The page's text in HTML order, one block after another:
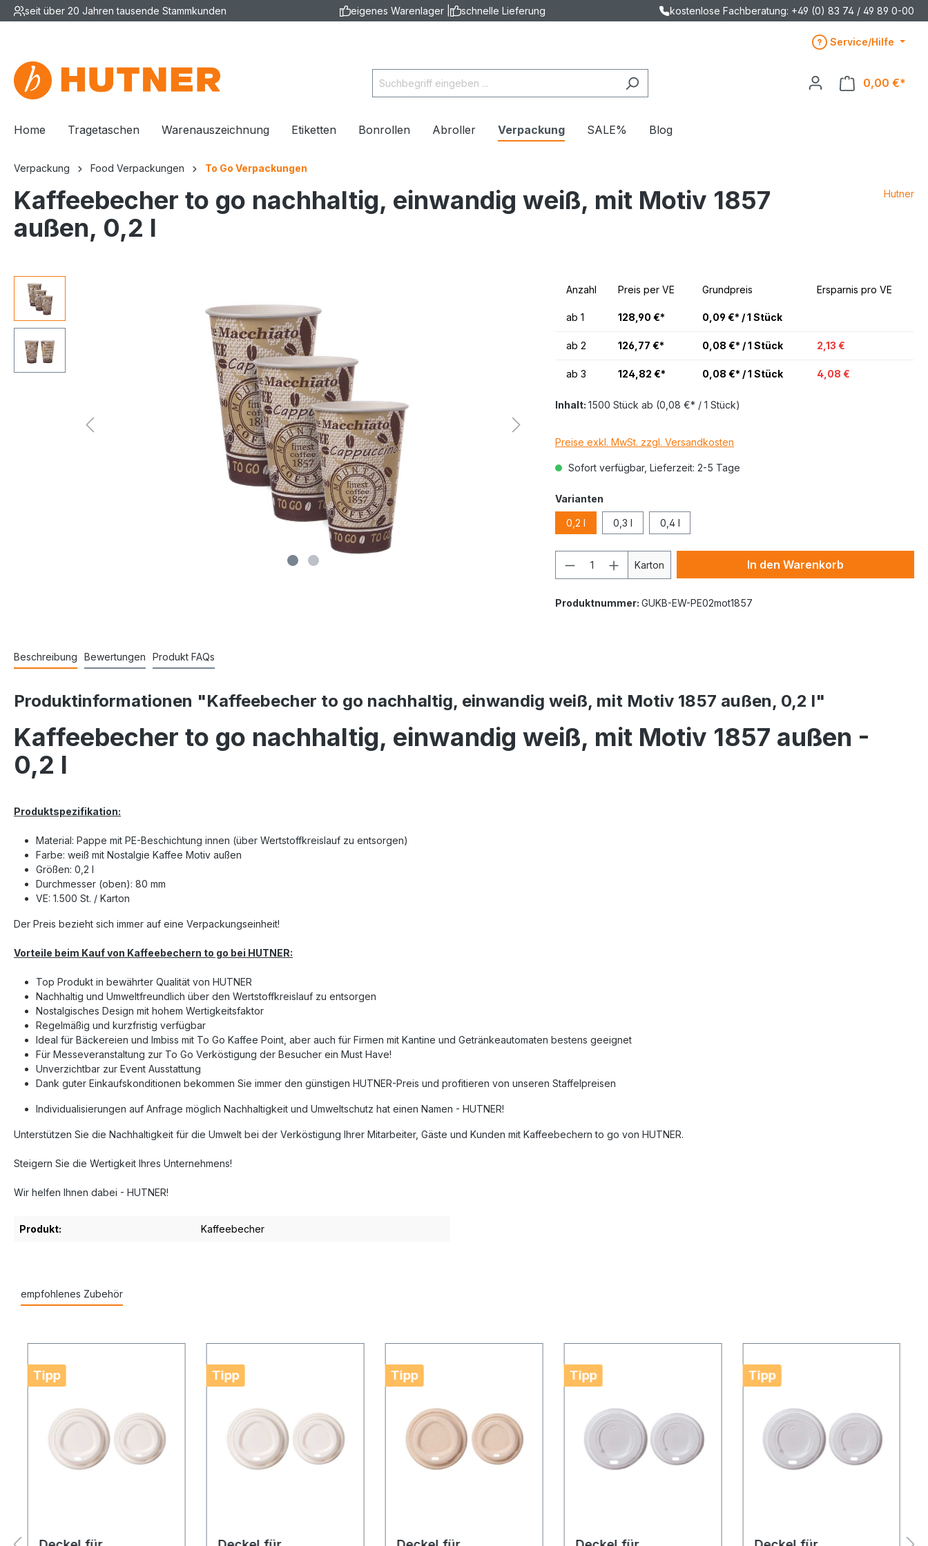
seit über 20 Jahren tausende Stammkunden eigenes Warenlager | schnelle Lieferung kostenlose Fachberatung: +49 (0) 83 74 / 49 89 0-00
Service/Hilfe
0,00 €*
Home Tragetaschen Warenauszeichnung Etiketten Bonrollen Abroller Verpackung SALE% Blog
Verpackung Food Verpackungen To Go Verpackungen
Kaffeebecher to go nachhaltig, einwandig weiß, mit Motiv 1857
außen, 0,2 l
Hutner
Anzahl Preis per VE Grundpreis Ersparnis pro VE
ab 1 128,90 €* 0,09 €* / 1 Stück
ab 2 126,77 €* 0,08 €* / 1 Stück 2,13 €
ab 3 124,82 €* 0,08 €* / 1 Stück 4,08 €
Inhalt: 1500 Stück ab (0,08 €* / 1 Stück)
Preise exkl. MwSt. zzgl. Versandkosten
Sofort verfügbar, Lieferzeit: 2-5 Tage
Varianten
0,2 l 0,3 l 0,4 l
Karton In den Warenkorb
Produktnummer: GUKB-EW-PE02mot1857
Beschreibung Bewertungen Produkt FAQs
Produktinformationen "Kaffeebecher to go nachhaltig, einwandig weiß, mit Motiv 1857 außen, 0,2 l"
Kaffeebecher to go nachhaltig, einwandig weiß, mit Motiv 1857 außen -
0,2 l
Produktspezifikation:
Material: Pappe mit PE-Beschichtung innen (über Wertstoffkreislauf zu entsorgen)
Farbe: weiß mit Nostalgie Kaffee Motiv außen
Größen: 0,2 l
Durchmesser (oben): 80 mm
VE: 1.500 St. / Karton
Der Preis bezieht sich immer auf eine Verpackungseinheit!
Vorteile beim Kauf von Kaffeebechern to go bei HUTNER:
Top Produkt in bewährter Qualität von HUTNER
Nachhaltig und Umweltfreundlich über den Wertstoffkreislauf zu entsorgen
Nostalgisches Design mit hohem Wertigkeitsfaktor
Regelmäßig und kurzfristig verfügbar
Ideal für Bäckereien und Imbiss mit To Go Kaffee Point, aber auch für Firmen mit Kantine und Getränkeautomaten bestens geeignet
Für Messeveranstaltung zur To Go Verköstigung der Besucher ein Must Have!
Unverzichtbar zur Event Ausstattung
Dank guter Einkaufskonditionen bekommen Sie immer den günstigen HUTNER-Preis und profitieren von unseren Staffelpreisen
Individualisierungen auf Anfrage möglich Nachhaltigkeit und Umweltschutz hat einen Namen - HUTNER!
Unterstützen Sie die Nachhaltigkeit für die Umwelt bei der Verköstigung Ihrer Mitarbeiter, Gäste und Kunden mit Kaffeebechern to go von HUTNER.
Steigern Sie die Wertigkeit Ihres Unternehmens!
Wir helfen Ihnen dabei - HUTNER!
Produkt: Kaffeebecher
empfohlenes Zubehör
Tipp Tipp Tipp Tipp Tipp